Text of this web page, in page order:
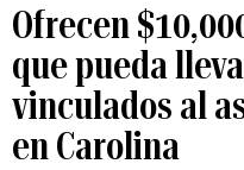
Ofrecen
que pueda
vinculados al
en Carolina